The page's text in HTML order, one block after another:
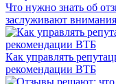
Что нужно знать об
заслуживают
Как управлять
рекомендации ВТБ